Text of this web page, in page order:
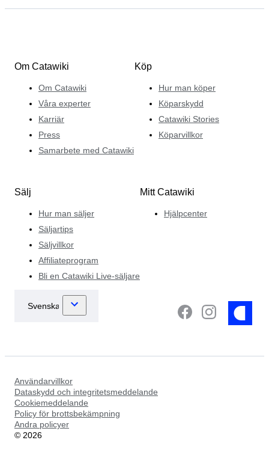
Om Catawiki
Om Catawiki
Våra experter
Karriär
Press
Samarbete med Catawiki
Köp
Hur man köper
Köparskydd
Catawiki Stories
Köparvillkor
Sälj
Hur man säljer
Säljartips
Säljvillkor
Affiliateprogram
Bli en Catawiki Live-säljare
Mitt Catawiki
Hjälpcenter
Användarvillkor
Dataskydd och integritetsmeddelande
Cookiemeddelande
Policy för brottsbekämpning
Andra policyer
© 2026